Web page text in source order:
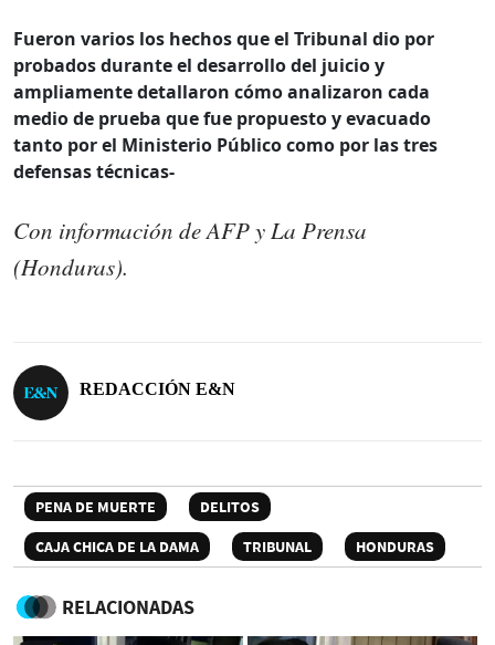
Fueron varios los hechos que el Tribunal dio por
probados durante el desarrollo del juicio y
ampliamente detallaron cómo analizaron cada
medio de prueba que fue propuesto y evacuado
tanto por el Ministerio Público como por las tres
defensas técnicas-
Con información de AFP y La Prensa
(Honduras).
REDACCIÓN E&N
PENA DE MUERTE
DELITOS
CAJA CHICA DE LA DAMA
TRIBUNAL HONDURAS
RELACIONADAS